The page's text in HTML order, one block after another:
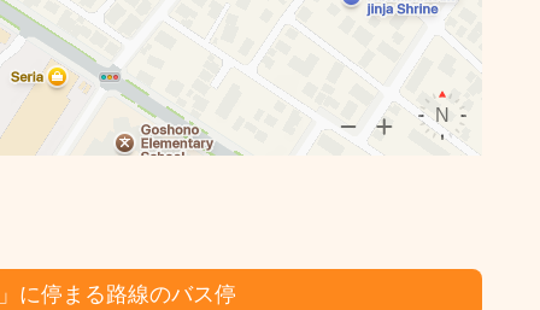
に停まる路線のバス停